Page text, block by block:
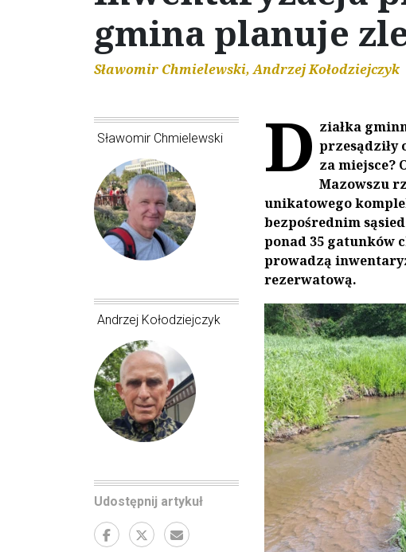
gmina planuje
Sławomir Chmielewski, Andrzej Kołodziejczyk
Sławomir Chmielewski
Andrzej Kołodziejczyk
Udostępnij artykuł
D ziałka
przesądziły
za miejsce?
Mazowszu
unikatowego
bezpośrednim
ponad 35 gatunków
prowadzą
rezerwatową.